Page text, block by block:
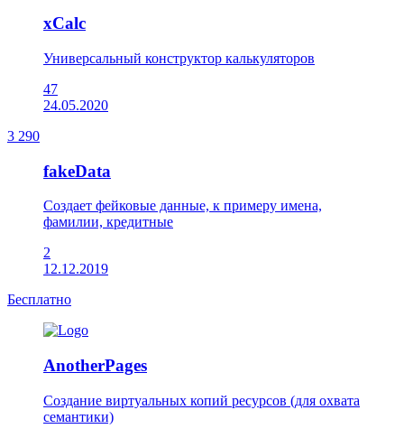
xCalc
Универсальный конструктор калькуляторов
47
24.05.2020
3 290
fakeData
Создает фейковые данные, к примеру имена,
фамилии, кредитные
2
12.12.2019
Бесплатно
AnotherPages
Создание виртуальных копий ресурсов (для охвата
семантики)